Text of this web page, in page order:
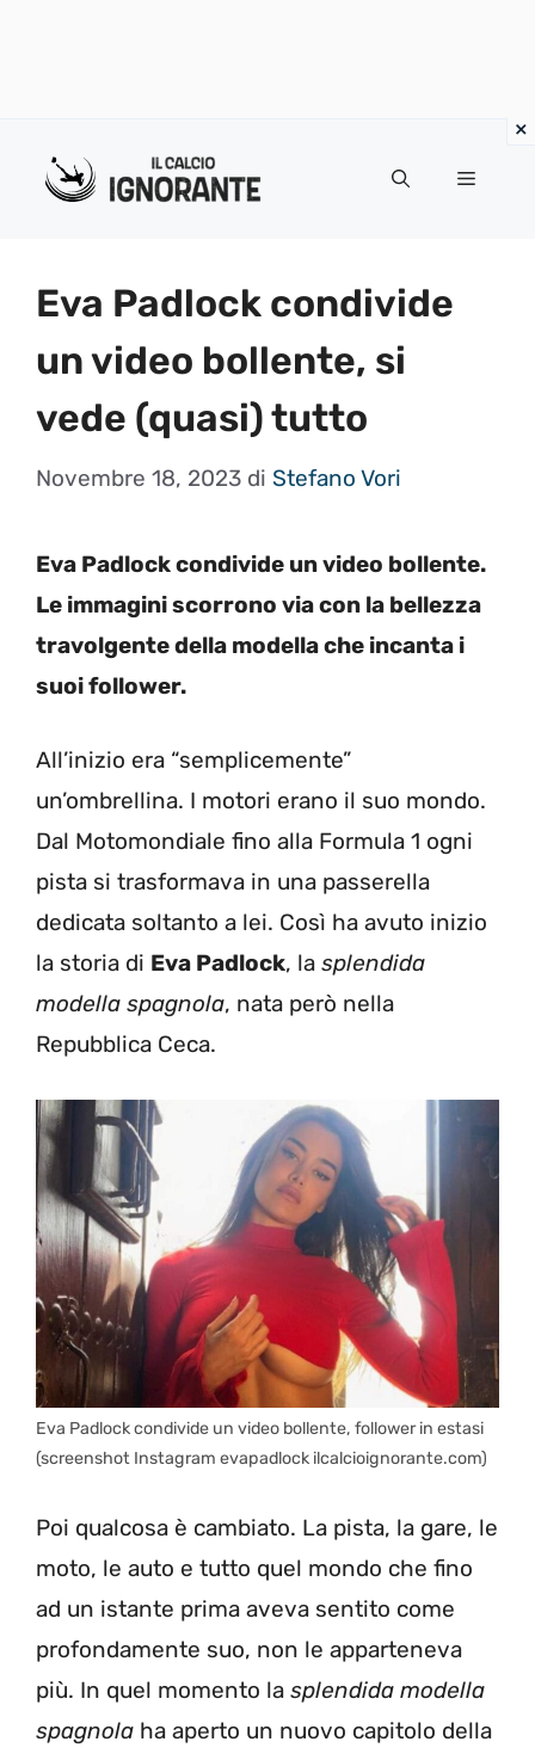
Menu
Eva Padlock condivide
un video bollente, si
vede (quasi) tutto
Novembre 18, 2023 di Stefano Vori
Eva Padlock condivide un video bollente.
Le immagini scorrono via con la bellezza
travolgente della modella che incanta i
suoi follower.
All’inizio era “semplicemente”
un’ombrellina. I motori erano il suo mondo.
Dal Motomondiale fino alla Formula 1 ogni
pista si trasformava in una passerella
dedicata soltanto a lei. Così ha avuto inizio
la storia di Eva Padlock, la splendida
modella spagnola, nata però nella
Repubblica Ceca.
Eva Padlock condivide un video bollente, follower in estasi
(screenshot Instagram evapadlock ilcalcioignorante.com)
Poi qualcosa è cambiato. La pista, la gare, le
moto, le auto e tutto quel mondo che fino
ad un istante prima aveva sentito come
profondamente suo, non le apparteneva
più. In quel momento la splendida modella
spagnola ha aperto un nuovo capitolo della